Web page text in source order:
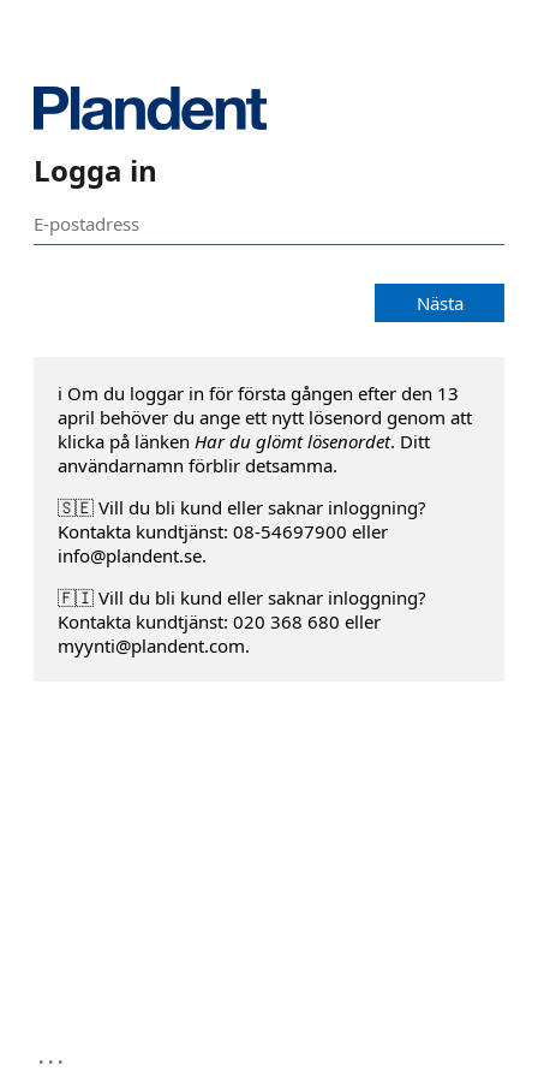
Logga in
Nästa
ℹ️ Om du loggar in för första gången efter den 13
april behöver du ange ett nytt lösenord genom att
klicka på länken Har du glömt lösenordet. Ditt
användarnamn förblir detsamma.
🇸🇪 Vill du bli kund eller saknar inloggning?
Kontakta kundtjänst: 08-54697900 eller
info@plandent.se.
🇫🇮 Vill du bli kund eller saknar inloggning?
Kontakta kundtjänst: 020 368 680 eller
myynti@plandent.com.
...